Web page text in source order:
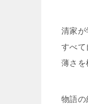
清家が
すべて
薄さを
物語の